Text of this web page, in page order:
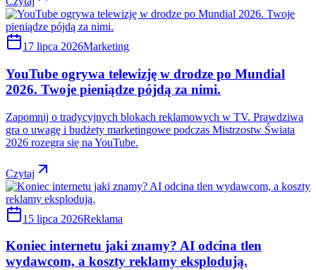
17 lipca 2026Marketing
YouTube ogrywa telewizję w drodze po Mundial
2026. Twoje pieniądze pójdą za nimi.
Zapomnij o tradycyjnych blokach reklamowych w TV. Prawdziwa
gra o uwagę i budżety marketingowe podczas Mistrzostw Świata
2026 rozegra się na YouTube.
Czytaj
15 lipca 2026Reklama
Koniec internetu jaki znamy? AI odcina tlen
wydawcom, a koszty reklamy eksplodują.